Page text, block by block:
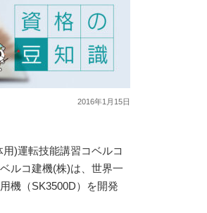
2016年1月15日
)運転技能講習コベルコ
ルコ建機(株)は、世界一
機（SK3500D）を開発